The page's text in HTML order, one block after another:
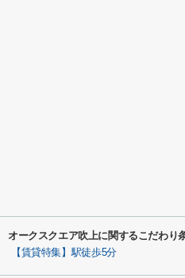
オークスクエア吹上に関するこだわり
【賃貸特集】駅徒歩5分